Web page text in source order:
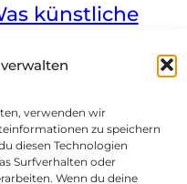
verwenden wir
zu speichern
diesen Technologien
Surfverhalten oder
Wenn du deine
künstliche
der Maschine: Im
Intelligenz oft als
Entität dargestellt.